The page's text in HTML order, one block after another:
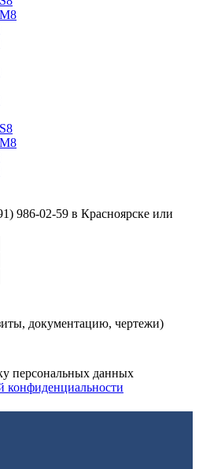
986-02-59 в Красноярске или
документацию, чертежи)
персональных данных
конфиденциальности